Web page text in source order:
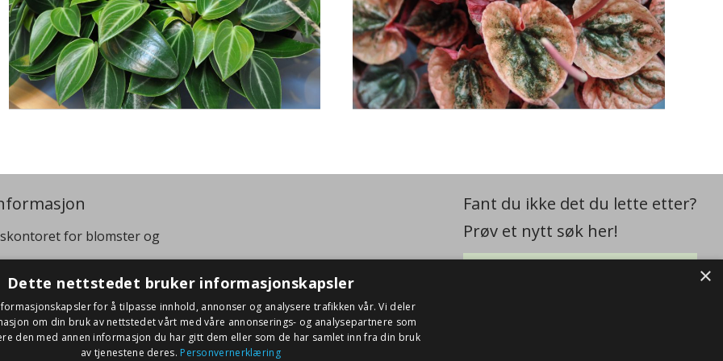
for blomster og
+47 40 07 99 95
Fant du ikke det du lette etter?
Prøv et nytt søk her!
idium WordPress
×
Dette nettstedet bruker informasjonskapsler
for å tilpasse innhold, annonser og analysere trafikken vår. Vi deler
om din bruk av nettstedet vårt med våre annonserings- og analysepartnere som
den med annen informasjon du har gitt dem eller som de har samlet inn fra din bruk
av tjenestene deres. Personvernerklæring